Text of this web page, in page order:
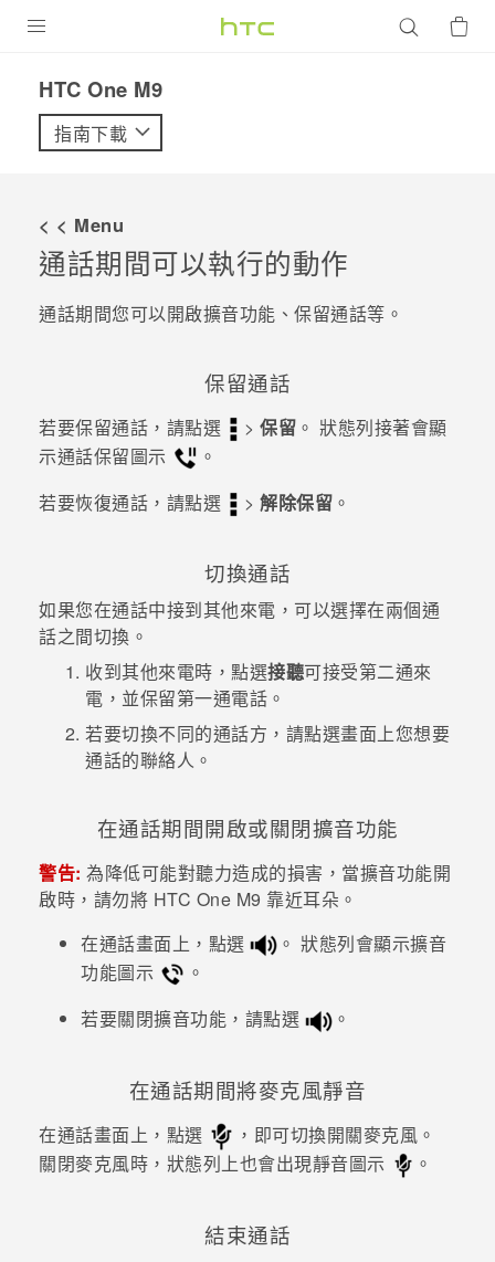
VIVE
配件
校園專案
銷售通路
支援服務
VIVELAND
HTC One M9‎
指南下載
< < Menu
通話期間可以執行的動作
通話期間您可以開啟擴音功能、保留通話等。
保留通話
若要保留通話，請點選 > 保留 。 狀態列接著會顯
示通話保留圖示
。
若要恢復通話，請點選
> 解除保留 。
切換通話
如果您在通話中接到其他來電，可以選擇在兩個通
話之間切換。
收到其他來電時，點選接聽可接受第二通來
電，並保留第一通電話。
若要切換不同的通話方，請點選畫面上您想要
通話的聯絡人。
在通話期間開啟或關閉擴音功能
警告: 為降低可能對聽力造成的損害，當擴音功能開
啟時，請勿將 HTC One M9 靠近耳朵。
在通話畫面上，點選
。 狀態列會顯示擴音
功能圖示
。
若要關閉擴音功能，請點選
。
在通話期間將麥克風靜音
在通話畫面上，點選
，即可切換開關麥克風。
關閉麥克風時，狀態列上也會出現靜音圖示
。
結束通話